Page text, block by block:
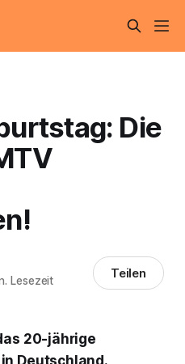
Die
Lesezeit Teilen
20-jährige
Deutschland.